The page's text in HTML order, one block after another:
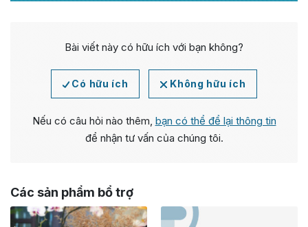
Bài viết này có hữu ích với bạn không?
Có hữu ích Không hữu ích
Nếu có câu hỏi nào thêm, bạn có thể để lại thông tin
để nhận tư vấn của chúng tôi.
Các sản phẩm bổ trợ